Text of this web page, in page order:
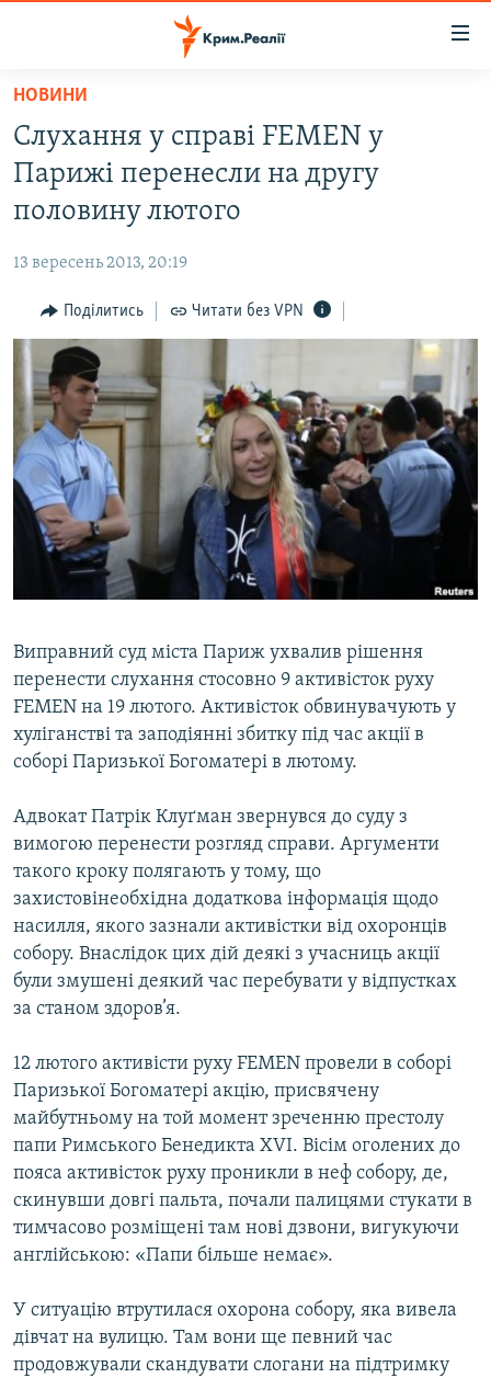
Перейти
основного
матеріалу
Перейти
до
основної
навігації
Перейти
до
пошуку
ВОДА.КРИМ
ВІДЕО ТА ФОТО
БЛОГИ
ПОГЛЯД
ІНТЕРВ'Ю
ВСЕ ЗА ДЕНЬ
СПЕЦПРОЕКТИ
ДЕПОРТАЦІЯ
ВІДЕОУРОКИ «ELIFBE»
СВІДЧЕННЯ ОКУПАЦІЇ
УКРАЇНСЬКА ПРОБЛЕМА КРИМУ
ЯК ОБІЙТИ БЛОКУВАННЯ
Русский
Qırımtatar
Усі сайти RFE/RL
НОВИНИ
Слухання у справі FEMEN у
Парижі перенесли на другу
половину лютого
13 вересень 2013, 20:19
Поділитись Читати без VPN
Виправний суд міста Париж ухвалив рішення
перенести слухання стосовно 9 активісток руху
FEMEN на 19 лютого. Активісток обвинувачують у
хуліганстві та заподіянні збитку під час акції в
соборі Паризької Богоматері в лютому.
Адвокат Патрік Клуґман звернувся до суду з
вимогою перенести розгляд справи. Аргументи
такого кроку полягають у тому, що
захистовінеобхідна додаткова інформація щодо
насилля, якого зазнали активістки від охоронців
собору. Внаслідок цих дій деякі з учасниць акції
були змушені деякий час перебувати у відпустках
за станом здоров’я.
12 лютого активісти руху FEMEN провели в соборі
Паризької Богоматері акцію, присвячену
майбутньому на той момент зреченню престолу
папи Римського Бенедикта XVI. Вісім оголених до
пояса активісток руху проникли в неф собору, де,
скинувши довгі пальта, почали палицями стукати в
тимчасово розміщені там нові дзвони, вигукуючи
англійською: «Папи більше немає».
У ситуацію втрутилася охорона собору, яка вивела
дівчат на вулицю. Там вони ще певний час
продовжували скандувати слогани на підтримку